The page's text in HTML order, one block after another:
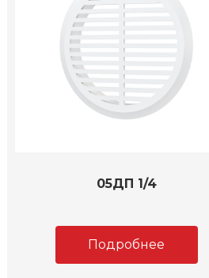
05ДП 1/4
Подробнее